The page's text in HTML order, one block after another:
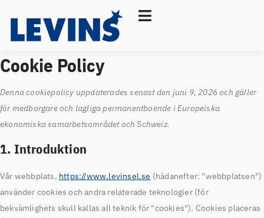
Cookie Policy
Denna cookiepolicy uppdaterades senast den juni 9, 2026 och gäller
för medborgare och lagliga permanentboende i Europeiska
ekonomiska samarbetsområdet och Schweiz.
1. Introduktion
Vår webbplats, https://www.levinsel.se (hädanefter: "webbplatsen")
använder cookies och andra relaterade teknologier (för
bekvämlighets skull kallas all teknik för "cookies"). Cookies placeras